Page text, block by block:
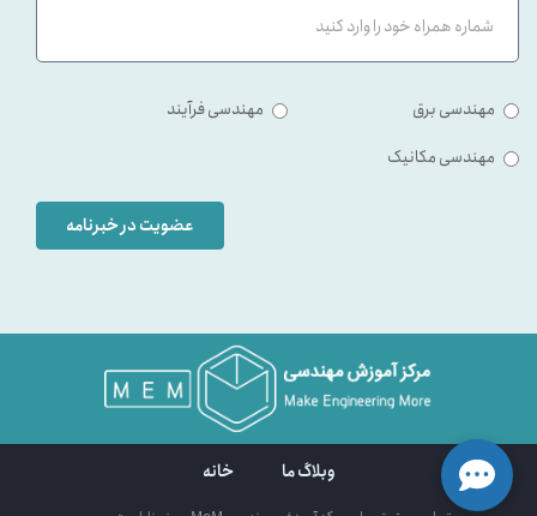
مهندسی برق
مهندسی فرآیند
مهندسی مکانیک
عضویت در خبرنامه
وبلاگ ما خانه